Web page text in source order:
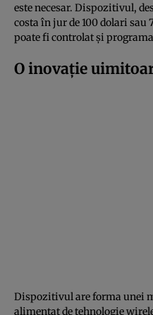
este necesar. Dispozitivul,
costa în jur de 100 dolari
poate fi controlat și
O inovație
Dispozitivul are forma unei
alimentat de tehnologie